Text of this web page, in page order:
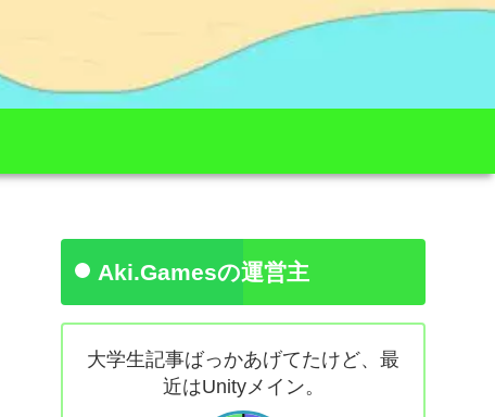
Aki.Gamesの運営主
大学生記事ばっかあげてたけど、最
近はUnityメイン。